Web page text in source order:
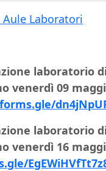
Laboratori
laboratorio
venerdì 09
laboratorio
venerdì 16